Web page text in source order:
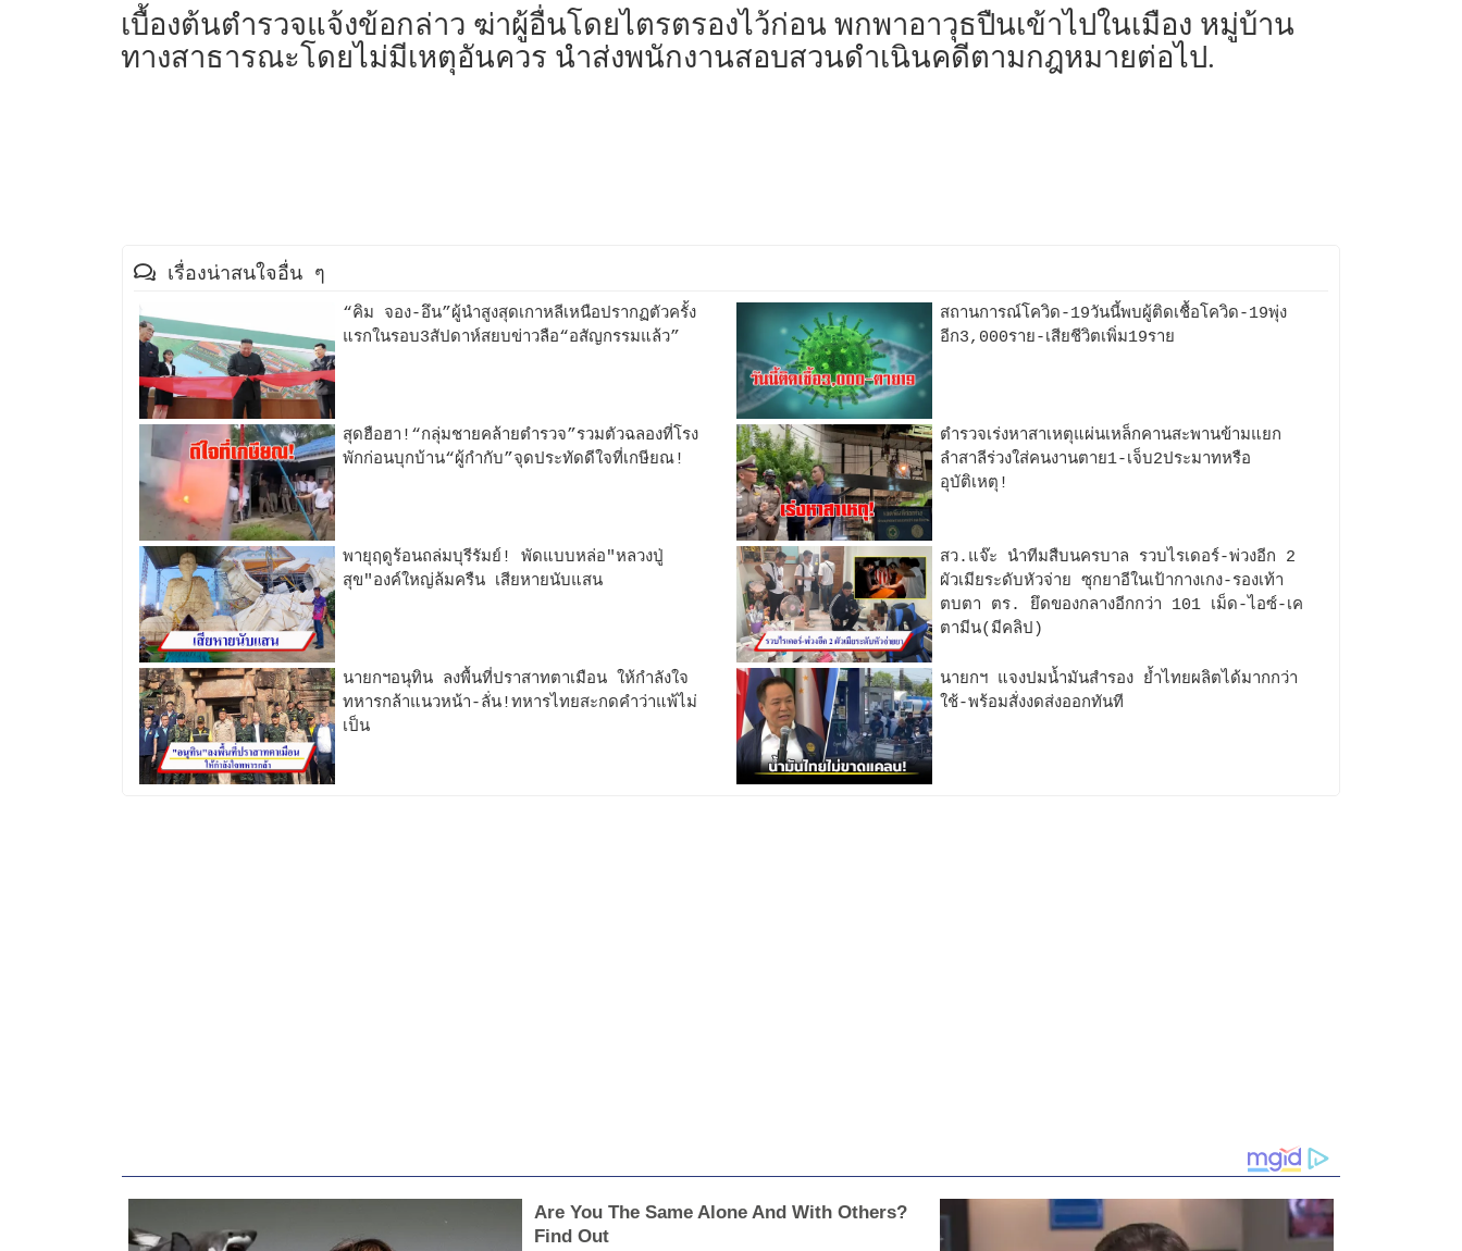
เบื้องต้นตำรวจแจ้งข้อกล่าว ฆ่าผู้อื่นโดยไตรตรองไว้ก่อน พกพาอาวุธปืนเข้าไปในเมือง หมู่บ้าน
ทางสาธารณะโดยไม่มีเหตุอันควร นำส่งพนักงานสอบสวนดำเนินคดีตามกฎหมายต่อไป.
เรื่องน่าสนใจอื่น ๆ
“คิม จอง-อึน”ผู้นำสูงสุดเกาหลีเหนือปรากฏตัวครั้ง
แรกในรอบ3สัปดาห์สยบข่าวลือ“อสัญกรรมแล้ว”
สถานการณ์โควิด-19วันนี้พบผู้ติดเชื้อโควิด-19พุ่ง
อีก3,000ราย-เสียชีวิตเพิ่ม19ราย
สุดฮือฮา!“กลุ่มชายคล้ายตำรวจ”รวมตัวฉลองที่โรง
พักก่อนบุกบ้าน“ผู้กำกับ”จุดประทัดดีใจที่เกษียณ!
ตำรวจเร่งหาสาเหตุแผ่นเหล็กคานสะพานข้ามแยก
ลำสาลีร่วงใส่คนงานตาย1-เจ็บ2ประมาทหรือ
อุบัติเหตุ!
พายุฤดูร้อนถล่มบุรีรัมย์! พัดแบบหล่อ"หลวงปู่
สุข"องค์ใหญ่ล้มครืน เสียหายนับแสน
สว.แจ๊ะ นำทีมสืบนครบาล รวบไรเดอร์-พ่วงอีก 2
ผัวเมียระดับหัวจ่าย ซุกยาอีในเป้ากางเกง-รองเท้า
ตบตา ตร. ยึดของกลางอีกกว่า 101 เม็ด-ไอซ์-เค
ตามีน(มีคลิป)
นายกฯอนุทิน ลงพื้นที่ปราสาทตาเมือน ให้กำลังใจ
ทหารกล้าแนวหน้า-ลั่น!ทหารไทยสะกดคำว่าแพ้ไม่
เป็น
นายกฯ แจงปมน้ำมันสำรอง ย้ำไทยผลิตได้มากกว่า
ใช้-พร้อมสั่งงดส่งออกทันที